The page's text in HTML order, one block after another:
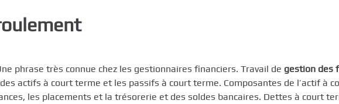
phrase très connue chez les gestionnaires financiers. Travail de gestion des
actifs à court terme et les passifs à court terme. Composantes de l’actif à
les placements et la trésorerie et des soldes bancaires. Dettes à court